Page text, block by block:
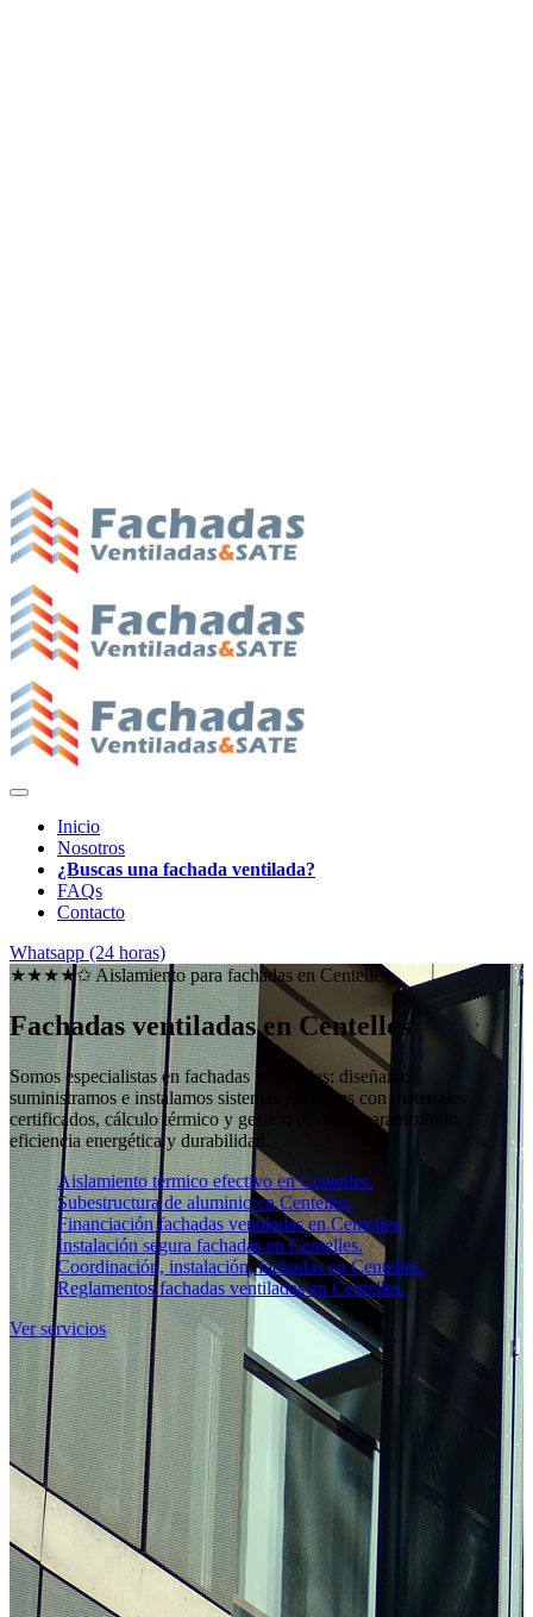
Inicio
Nosotros
¿Buscas una fachada ventilada?
FAQs
Contacto
Whatsapp (24 horas)
★★★★✩ Aislamiento para fachadas en Centelles
Fachadas ventiladas en Centelles
Somos especialistas en fachadas ventiladas: diseñamos,
suministramos e instalamos sistemas eficientes con materiales
certificados, cálculo térmico y gestión de obra, garantizando
eficiencia energética y durabilidad.
Aislamiento térmico efectivo en Centelles.
Subestructura de aluminio en Centelles.
Financiación fachadas ventiladas en Centelles.
Instalación segura fachadas en Centelles.
Coordinación, instalación, fachadas en Centelles.
Reglamentos fachadas ventiladas en Centelles.
Ver servicios